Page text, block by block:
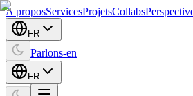
A proposServicesProjetsCollabs
FR
Parlons-en
FR